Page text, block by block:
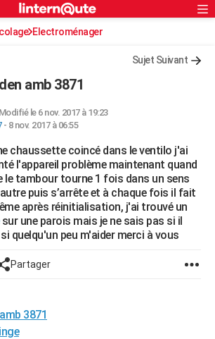
ville
S'inscrire
Connexion
Electroménager
Sujet Suivant
amb 3871
Modifié le 6 nov. 2017 à 19:23
- 8 nov. 2017 à 06:55
chaussette coincé dans le ventilo j'ai
l'appareil problème maintenant quand
le tambour tourne 1 fois dans un sens
puis s’arrête et à chaque fois il fait
après réinitialisation, j'ai trouvé un
sur une parois mais je ne sais pas si il
quelqu'un peu m'aider merci à vous
Partager
3871